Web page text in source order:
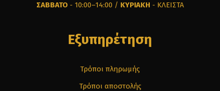
Εξυπηρέτηση
Τρόποι πληρωμής
Τρόποι αποστολής
ΣΑΒΒΑΤΟ- 10:00–14:00 / ΚΥΡΙΑΚΗ - ΚΛΕΙΣΤΑ